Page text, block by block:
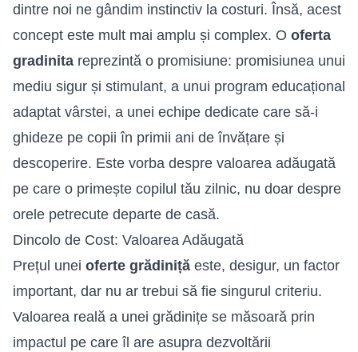
dintre noi ne gândim instinctiv la costuri. Însă, acest
concept este mult mai amplu și complex. O oferta
gradinita reprezintă o promisiune: promisiunea unui
mediu sigur și stimulant, a unui program educațional
adaptat vârstei, a unei echipe dedicate care să-i
ghideze pe copii în primii ani de învățare și
descoperire. Este vorba despre valoarea adăugată
pe care o primește copilul tău zilnic, nu doar despre
orele petrecute departe de casă.
Dincolo de Cost: Valoarea Adăugată
Prețul unei oferte grădiniță este, desigur, un factor
important, dar nu ar trebui să fie singurul criteriu.
Valoarea reală a unei grădinițe se măsoară prin
impactul pe care îl are asupra dezvoltării